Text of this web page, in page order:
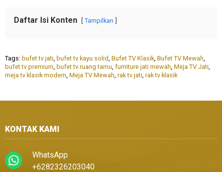
Daftar Isi Konten Tampilkan
Tags: bufet tv jati bufet tv kayu solid Bufet TV Klasik Bufet TV Mewah
bufet tv premium bufet tv ruang tamu furniture jati mewah Meja TV Jati
meja tv klasik modern Meja TV Mewah rak tv jati rak tv klasik
KONTAK KAMI
WhatsApp
+6282326203040